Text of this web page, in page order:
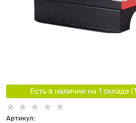
Есть в наличии на 1 складe (1
Артикул: